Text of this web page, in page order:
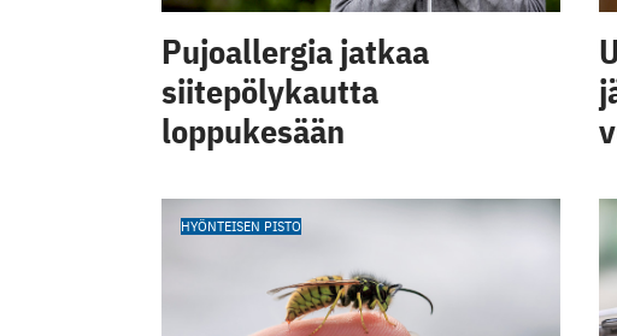
Pujoallergia jatkaa
siitepölykautta
loppukesään
HYÖNTEISEN PISTO